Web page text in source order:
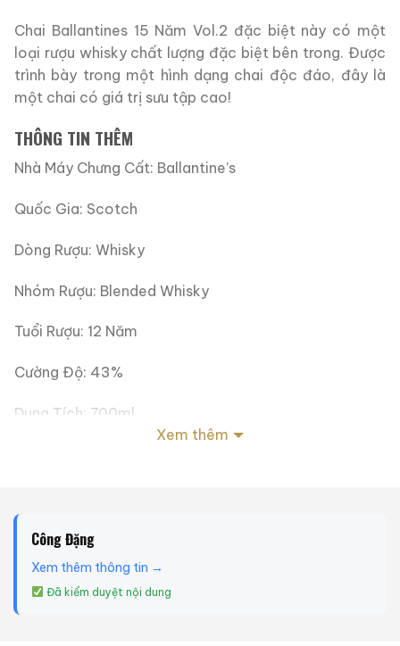
Chai Ballantines 15 Năm Vol.2 đặc biệt này có một
loại rượu whisky chất lượng đặc biệt bên trong. Được
trình bày trong một hình dạng chai độc đáo, đây là
một chai có giá trị sưu tập cao!
THÔNG TIN THÊM
Nhà Máy Chưng Cất: Ballantine’s
Quốc Gia: Scotch
Dòng Rượu: Whisky
Nhóm Rượu: Blended Whisky
Tuổi Rượu: 12 Năm
Cường Độ: 43%
Dung Tích: 700ml
Trọng Lượng: 2kg
Tại sao tin tưởngruouxachtay.com
Ruouxachtay.com
Xem thêm
Công Đặng
Xem thêm thông tin →
Đã kiểm duyệt nội dung